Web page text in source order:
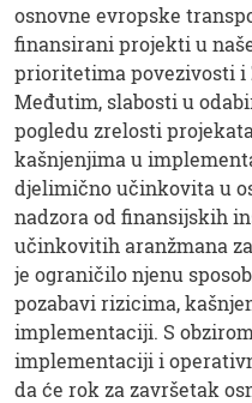
osnovne evropske
finansirani projekti u
prioritetima povezivosti i
Međutim, slabosti u
pogledu zrelosti
kašnjenjima u
djelimično učinkovita u
nadzora od finansijskih
učinkovitih aranžmana
je ograničilo njenu
pozabavi rizicima,
implementaciji. S
implementaciji i
da će rok za završetak